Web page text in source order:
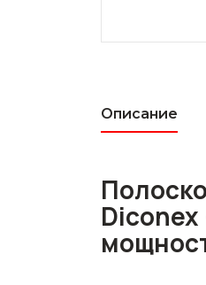
Описание